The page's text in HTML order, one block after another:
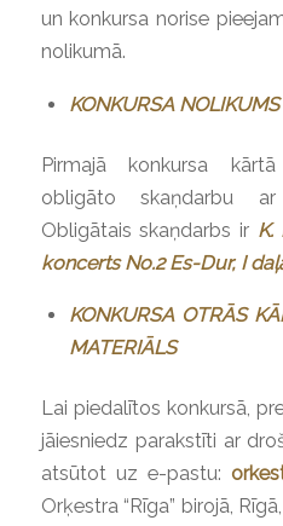
un konkursa norise
nolikumā.
KONKURSA NOLIKUMS
Pirmajā konkursa
obligāto skaņdarbu ar
Obligātais skaņdarbs ir K.
koncerts No.2 Es-Dur, I
KONKURSA OTRĀS
MATERIĀLS
Lai piedalītos konkursā,
jāiesniedz parakstīti ar
atsūtot uz e-pastu:
Orķestra “Rīga” birojā,